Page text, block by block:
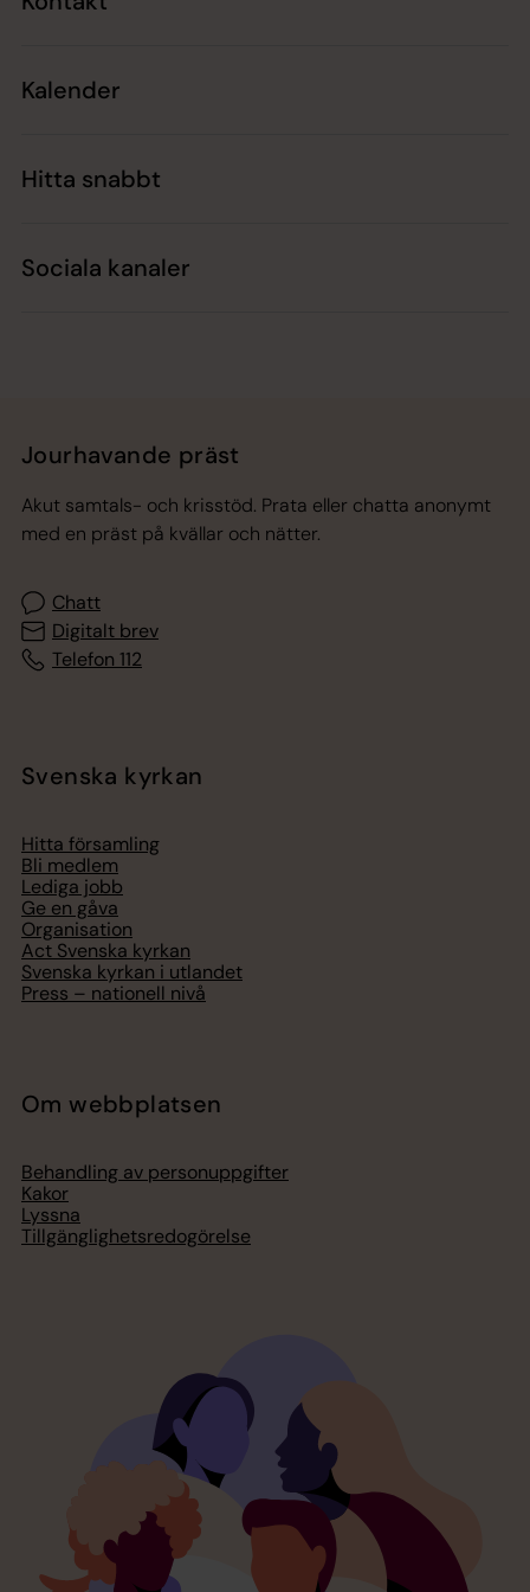
Kalender
Hitta snabbt
Sociala kanaler
Jourhavande präst
Akut samtals- och krisstöd. Prata eller chatta anonymt
med en präst på kvällar och nätter.
Chatt
Digitalt brev
Telefon 112
Svenska kyrkan
Hitta församling
Bli medlem
Lediga jobb
Ge en gåva
Organisation
Act Svenska kyrkan
Svenska kyrkan i utlandet
Press – nationell nivå
Om webbplatsen
Behandling av personuppgifter
Kakor
Lyssna
Tillgänglighetsredogörelse